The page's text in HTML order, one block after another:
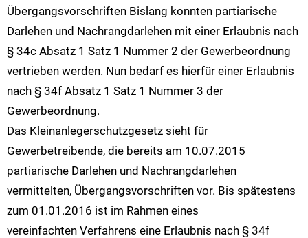
Übergangsvorschriften Bislang konnten partiarische
Darlehen und Nachrangdarlehen mit einer Erlaubnis nach
§ 34c Absatz 1 Satz 1 Nummer 2 der Gewerbeordnung
vertrieben werden. Nun bedarf es hierfür einer Erlaubnis
nach § 34f Absatz 1 Satz 1 Nummer 3 der
Gewerbeordnung.
Das Kleinanlegerschutzgesetz sieht für
Gewerbetreibende, die bereits am 10.07.2015
partiarische Darlehen und Nachrangdarlehen
vermittelten, Übergangsvorschriften vor. Bis spätestens
zum 01.01.2016 ist im Rahmen eines
vereinfachten Verfahrens eine Erlaubnis nach § 34f